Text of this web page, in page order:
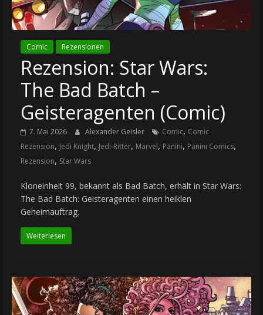
Comic Rezensionen
Rezension: Star Wars:
The Bad Batch –
Geisteragenten (Comic)
7. Mai 2026 Alexander Geisler Comic, Comic
Rezension, Jedi Knight, Jedi-Ritter, Marvel, Panini, Panini Comics,
Rezension, Star Wars
Kloneinheit 99, bekannt als Bad Batch, erhält in Star Wars:
The Bad Batch: Geisteragenten einen heiklen
Geheimauftrag.
Weiterlesen